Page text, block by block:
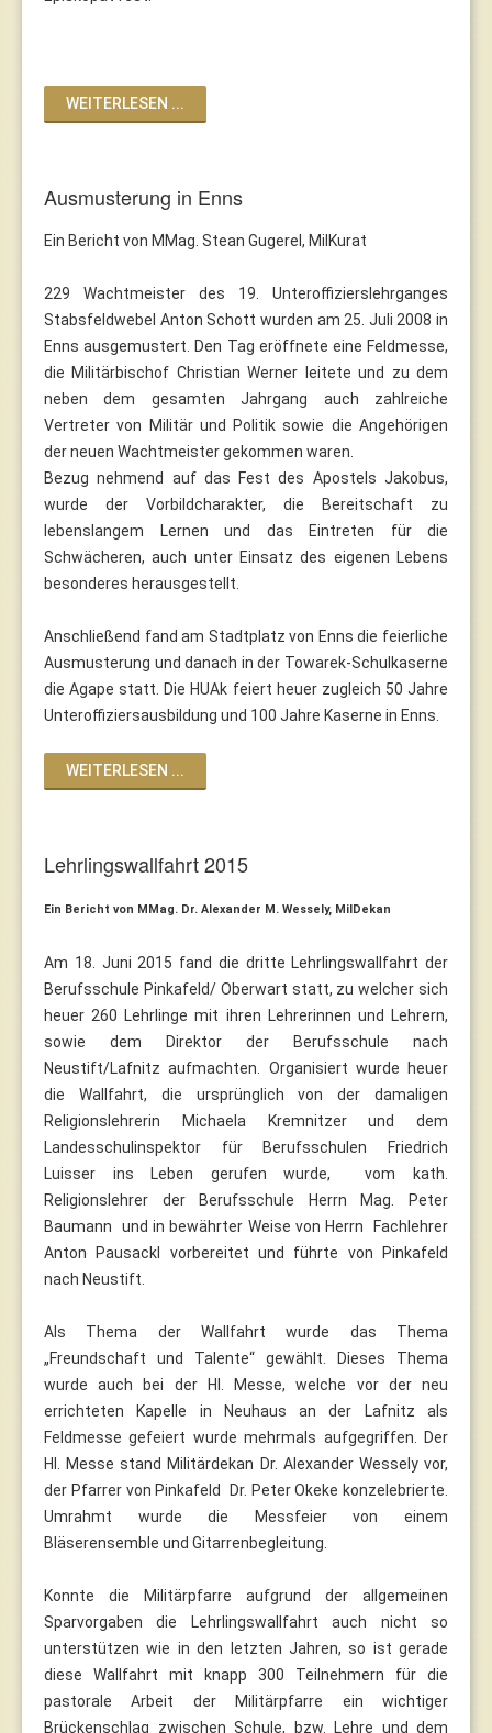
WEITERLESEN ...
Ausmusterung in Enns
Ein Bericht von MMag. Stean Gugerel, MilKurat
229 Wachtmeister des 19. Unteroffizierslehrganges
Stabsfeldwebel Anton Schott wurden am 25. Juli 2008 in
Enns ausgemustert. Den Tag eröffnete eine Feldmesse,
die Militärbischof Christian Werner leitete und zu dem
neben dem gesamten Jahrgang auch zahlreiche
Vertreter von Militär und Politik sowie die Angehörigen
der neuen Wachtmeister gekommen waren.
Bezug nehmend auf das Fest des Apostels Jakobus,
wurde der Vorbildcharakter, die Bereitschaft zu
lebenslangem Lernen und das Eintreten für die
Schwächeren, auch unter Einsatz des eigenen Lebens
besonderes herausgestellt.
Anschließend fand am Stadtplatz von Enns die feierliche
Ausmusterung und danach in der Towarek-Schulkaserne
die Agape statt. Die HUAk feiert heuer zugleich 50 Jahre
Unteroffiziersausbildung und 100 Jahre Kaserne in Enns.
WEITERLESEN ...
Lehrlingswallfahrt 2015
Ein Bericht von MMag. Dr. Alexander M. Wessely, MilDekan
Am 18. Juni 2015 fand die dritte Lehrlingswallfahrt der
Berufsschule Pinkafeld/ Oberwart statt, zu welcher sich
heuer 260 Lehrlinge mit ihren Lehrerinnen und Lehrern,
sowie dem Direktor der Berufsschule nach
Neustift/Lafnitz aufmachten. Organisiert wurde heuer
die Wallfahrt, die ursprünglich von der damaligen
Religionslehrerin Michaela Kremnitzer und dem
Landesschulinspektor für Berufsschulen Friedrich
Luisser ins Leben gerufen wurde, vom kath.
Religionslehrer der Berufsschule Herrn Mag. Peter
Baumann und in bewährter Weise von Herrn Fachlehrer
Anton Pausackl vorbereitet und führte von Pinkafeld
nach Neustift.
Als Thema der Wallfahrt wurde das Thema
„Freundschaft und Talente“ gewählt. Dieses Thema
wurde auch bei der Hl. Messe, welche vor der neu
errichteten Kapelle in Neuhaus an der Lafnitz als
Feldmesse gefeiert wurde mehrmals aufgegriffen. Der
Hl. Messe stand Militärdekan Dr. Alexander Wessely vor,
der Pfarrer von Pinkafeld Dr. Peter Okeke konzelebrierte.
Umrahmt wurde die Messfeier von einem
Bläserensemble und Gitarrenbegleitung.
Konnte die Militärpfarre aufgrund der allgemeinen
Sparvorgaben die Lehrlingswallfahrt auch nicht so
unterstützen wie in den letzten Jahren, so ist gerade
diese Wallfahrt mit knapp 300 Teilnehmern für die
pastorale Arbeit der Militärpfarre ein wichtiger
Brückenschlag zwischen Schule, bzw. Lehre und dem